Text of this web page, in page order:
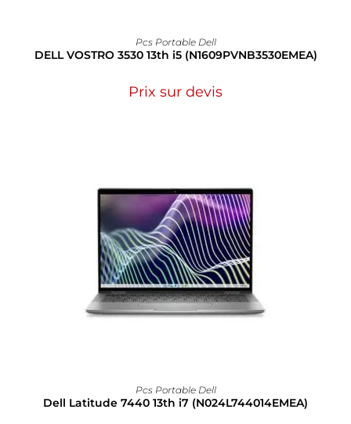
Pcs Portable Dell
DELL VOSTRO 3530 13th i5 (N1609PVNB3530EMEA)
Prix sur devis
Pcs Portable Dell
Dell Latitude 7440 13th i7 (N024L744014EMEA)